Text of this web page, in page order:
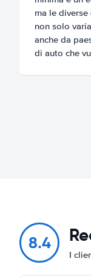
ma le
non solo
anche da
di auto che
8.4
I